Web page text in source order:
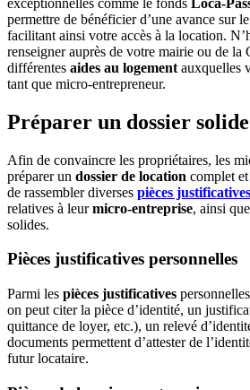
permettre de bénéficier d’une avance sur
facilitant ainsi votre accès à la location.
renseigner auprès de votre mairie ou de
différentes aides au logement auxquelles
tant que micro-entrepreneur.
Préparer un dossier solide
Afin de convaincre les propriétaires, les
préparer un dossier de location complet
de rassembler diverses pièces justificatives
relatives à leurmicro-entreprise, ainsi
solides.
Pièces justificatives personnelles
Parmi les pièces justificatives
on peut citer la pièce d’identité, un
quittance de loyer, etc.), un relevé
documents permettent d’attester de
futur locataire.